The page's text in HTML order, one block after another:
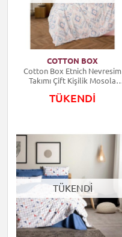
COTTON BOX
Cotton Box Etnich Nevresim
Takımı Çift Kişilik Mosola
TÜKENDİ
TÜKENDİ